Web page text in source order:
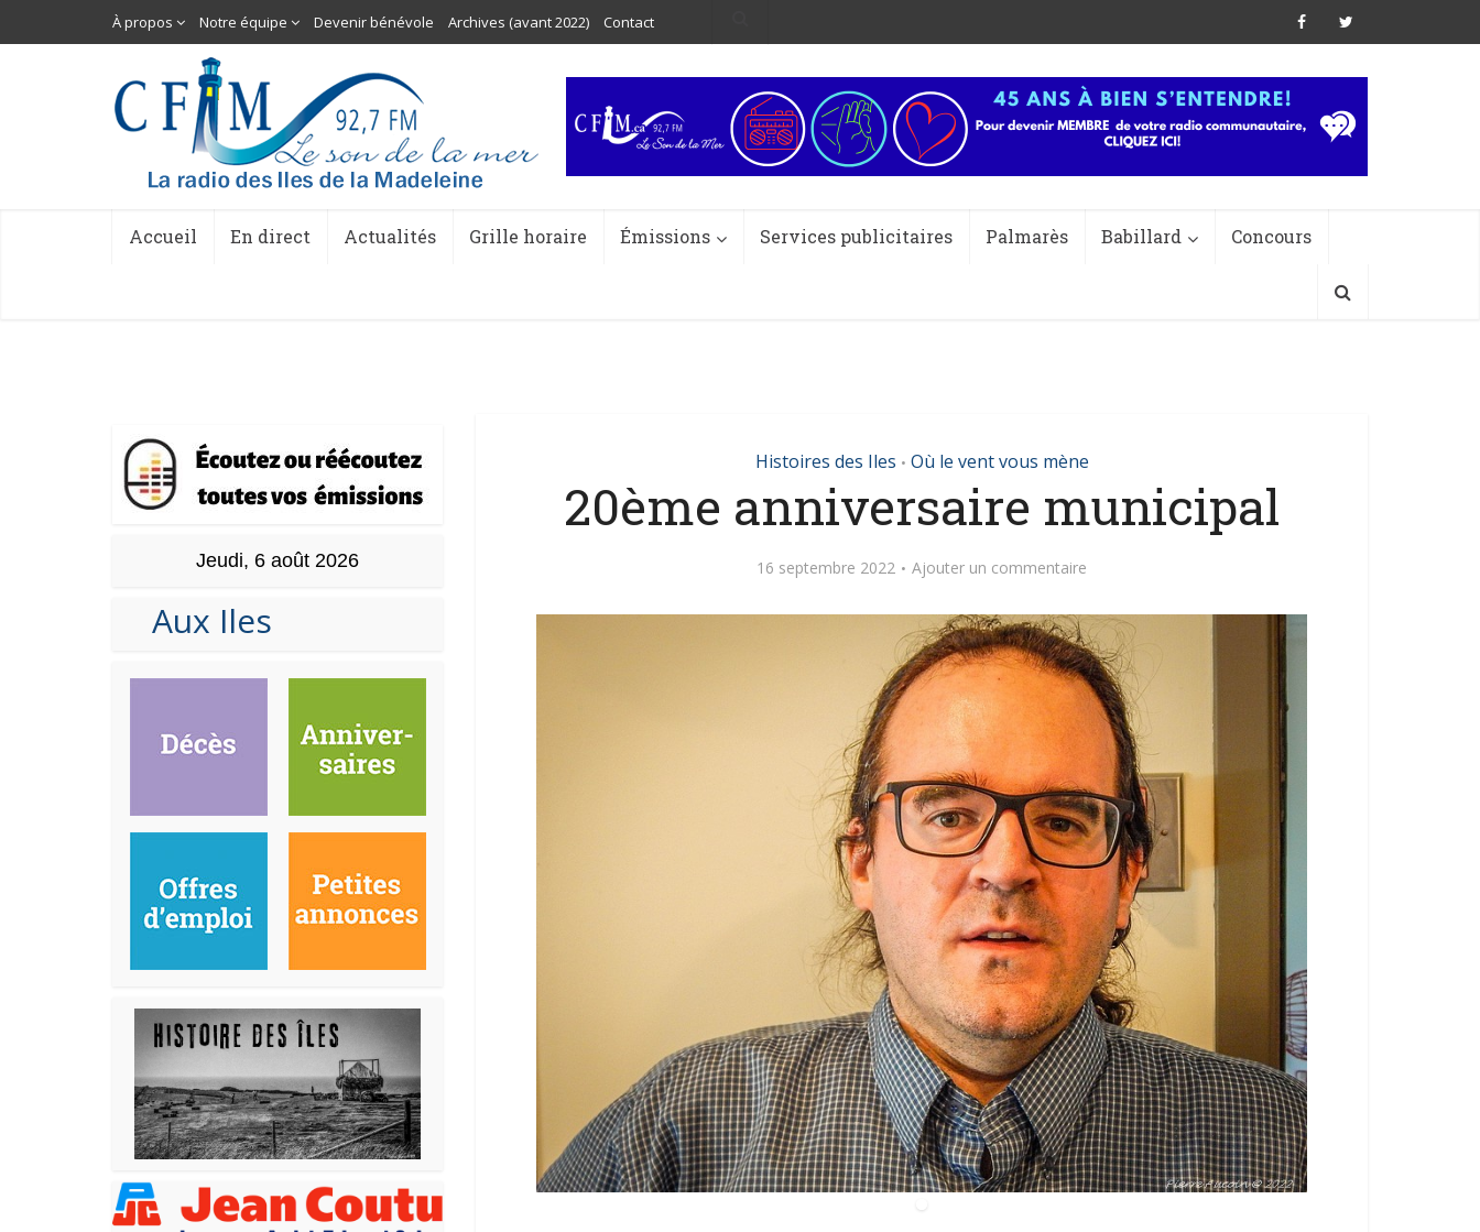
À propos Notre équipe Devenir bénévole Archives (avant 2022) Contact
Accueil En direct Actualités Grille horaire Émissions Services publicitaires Palmarès Babillard Concours
Jeudi, 6 août 2026
Aux Iles
Histoires des Iles • Où le vent vous mène
20ème anniversaire municipal
16 septembre 2022 Ajouter un commentaire